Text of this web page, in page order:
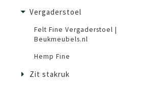
Vergaderstoel
Felt Fine Vergaderstoel |
Beukmeubels.nl
Hemp Fine
Zit stakruk